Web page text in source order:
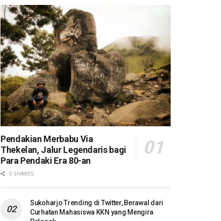
Pendakian Merbabu Via
Thekelan, Jalur Legendaris bagi
Para Pendaki Era 80-an
0 SHARES
Sukoharjo Trending di Twitter, Berawal dari
Curhatan Mahasiswa KKN yang Mengira